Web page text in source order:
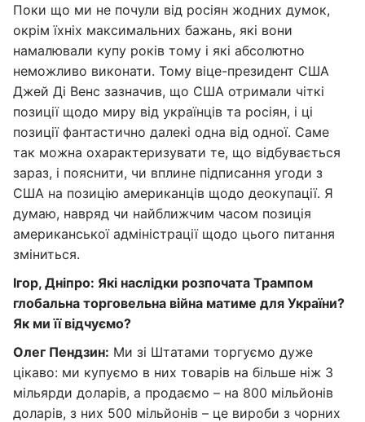
Поки що ми не почули від росіян жодних думок,
окрім їхніх максимальних бажань, які вони
намалювали купу років тому і які абсолютно
неможливо виконати. Тому віце-президент США
Джей Ді Венс зазначив, що США отримали чіткі
позиції щодо миру від українців та росіян, і ці
позиції фантастично далекі одна від одної. Саме
так можна охарактеризувати те, що відбувається
зараз, і пояснити, чи вплине підписання угоди з
США на позицію американців щодо деокупації. Я
думаю, навряд чи найближчим часом позиція
американської адміністрації щодо цього питання
зміниться.
Ігор, Дніпро: Які наслідки розпочата Трампом
глобальна торговельна війна матиме для України?
Як ми її відчуємо?
Олег Пендзин: Ми зі Штатами торгуємо дуже
цікаво: ми купуємо в них товарів на більше ніж 3
мільярди доларів, а продаємо – на 800 мільйонів
доларів, з них 500 мільйонів – це вироби з чорних